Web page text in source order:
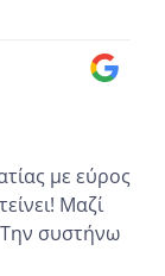
με εύρος
Μαζί
Την συστήνω